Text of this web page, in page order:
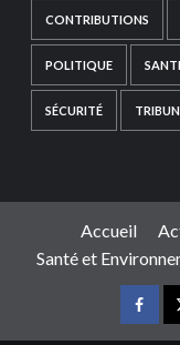
CONTRIBUTIONS
POLITIQUE
SÉCURITÉ
Accueil
Santé et